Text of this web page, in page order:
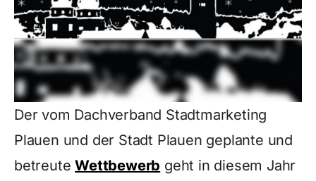
Der vom Dachverband Stadtmarketing
Plauen und der Stadt Plauen geplante und
betreuteWettbewerb geht in diesem Jahr